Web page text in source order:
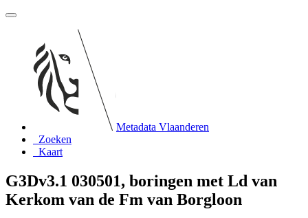
Metadata Vlaanderen
Zoeken
Kaart
G3Dv3.1 030501, boringen met Ld van
Kerkom van de Fm van Borgloon